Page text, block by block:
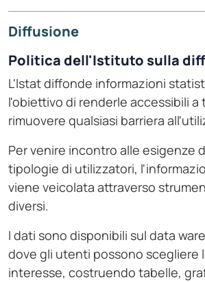
Diffusione
Politica dell'Istituto sulla
L'Istat diffonde informazioni
l'obiettivo di renderle accessibili a
rimuovere qualsiasi barriera
Per venire incontro alle esigenze
tipologie di utilizzatori,
viene veicolata attraverso
diversi.
I dati sono disponibili sul data
dove gli utenti possono scegliere
interesse, costruendo tabelle,